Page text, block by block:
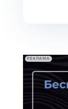
РЕКЛАМА